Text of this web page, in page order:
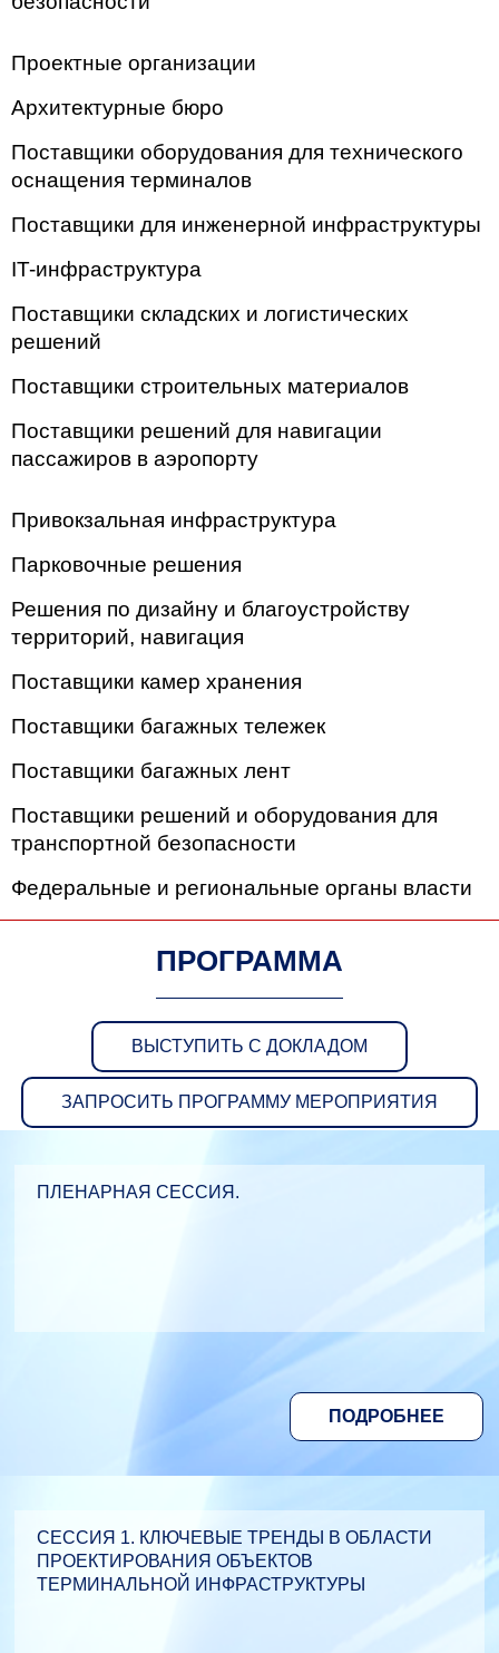
Проектные организации
Архитектурные бюро
Поставщики оборудования для технического
оснащения терминалов
Поставщики для инженерной инфраструктуры
IT-инфраструктура
Поставщики складских и логистических
решений
Поставщики строительных материалов
Поставщики решений для навигации
пассажиров в аэропорту
Привокзальная инфраструктура
Парковочные решения
Решения по дизайну и благоустройству
территорий, навигация
Поставщики камер хранения
Поставщики багажных тележек
Поставщики багажных лент
Поставщики решений и оборудования для
транспортной безопасности
Федеральные и региональные органы власти
ПРОГРАММА
ВЫСТУПИТЬ С ДОКЛАДОМ
ЗАПРОСИТЬ ПРОГРАММУ МЕРОПРИЯТИЯ
ПЛЕНАРНАЯ СЕССИЯ.
ПОДРОБНЕЕ
СЕССИЯ 1. КЛЮЧЕВЫЕ ТРЕНДЫ В ОБЛАСТИ
ПРОЕКТИРОВАНИЯ ОБЪЕКТОВ
ТЕРМИНАЛЬНОЙ ИНФРАСТРУКТУРЫ